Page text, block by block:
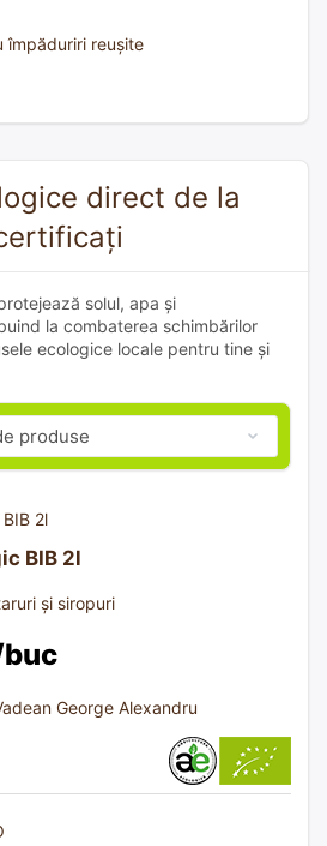
împăduriri reușite
direct de la
solul, apa și
la combaterea schimbărilor
ecologice locale pentru tine și
BIB 2l
și siropuri
George Alexandru